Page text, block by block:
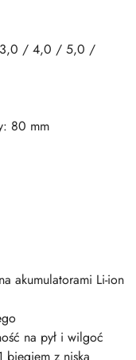
3,0 / 4,0 / 5,0 /
80 mm
akumulatorami Li-ion
na pył i wilgoć
biegiem z niską